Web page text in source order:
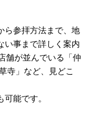
ら参拝方法まで、地
い事まで詳しく案内
舗が並んでいる「仲
寺」など、見どこ
能です。